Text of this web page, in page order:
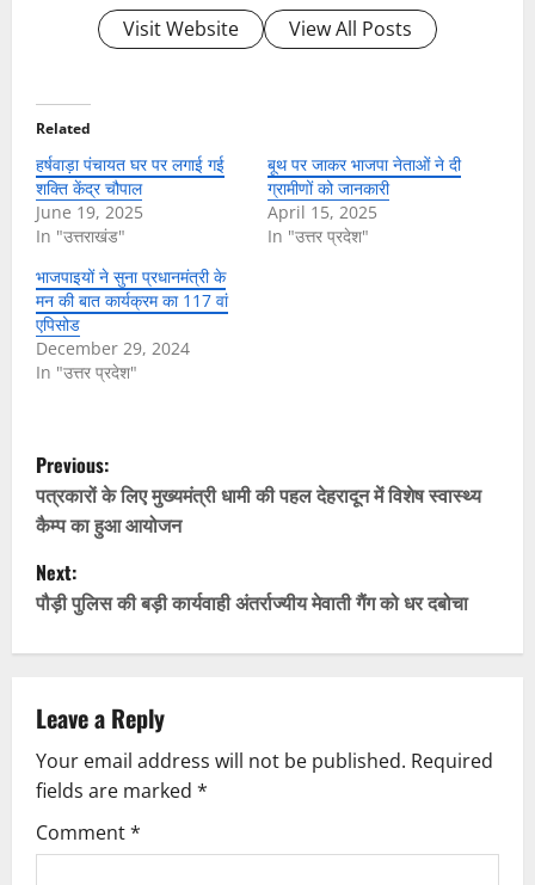
Visit Website View All Posts
Related
हर्षवाड़ा पंचायत घर पर लगाई गई
शक्ति केंद्र चौपाल
June 19, 2025
In "उत्तराखंड"
बूथ पर जाकर भाजपा नेताओं ने दी
ग्रामीणों को जानकारी
April 15, 2025
In "उत्तर प्रदेश"
भाजपाइयों ने सुना प्रधानमंत्री के
मन की बात कार्यक्रम का 117 वां
एपिसोड
December 29, 2024
In "उत्तर प्रदेश"
P
o
s
t
n
a
v
i
g
Previous:
पत्रकारों के लिए मुख्यमंत्री धामी की पहल देहरादून में विशेष स्वास्थ्य
कैम्प का हुआ आयोजन
Next:
पौड़ी पुलिस की बड़ी कार्यवाही अंतर्राज्यीय मेवाती गैंग को धर दबोचा
Leave a Reply
Your email address will not be published. Required
fields are marked *
Comment*